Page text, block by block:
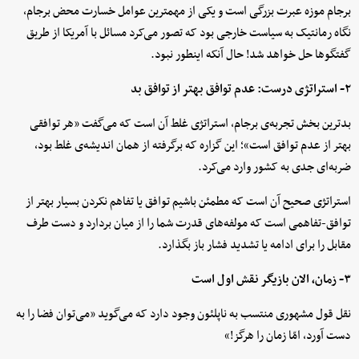
برجام موزه عبرت بزرگی است و یکی از مهمترین عوامل خسارت محض برجام،
نگاه رمانتیک به سیاست خارجی بود که تصور می‌کرد مسائل با آمریکا از طریق
گفتگوها حل خواهد شد! حال آنکه اینطور نبود.
۲- استراتژی درست: عدم توافق بهتر از توافق بد
بدترین بخش تجربه‌ی برجام، استراتژی غلط آن است که می‌گفت «هر توافقی
بهتر از عدم توافق است»؛ این گزاره که برگرفته از همان اندیشه‌ی غلط بود،
ضربه‌ای جدی به کشور وارد می‌کرد.
استراتژی صحیح آن است که مطمئن باشیم توافق یا تفاهم نکردن بسیار بهتر از
توافق-تفاهمی است که مولفه‌های قدرت شما را از میان بردارد و دست طرف
مقابل را برای ادامه یا تشدید فشار باز بگذارد.
۳- زمان، الان بازیگر نقش اول است
نقل قول مشهوری منتسب به ناپلئون وجود دارد که می‌گوید «می‌توان فضا را به
دست آورد، امّا زمان را هرگز!»